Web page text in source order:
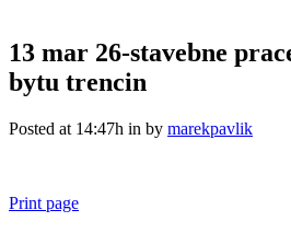
13 mar 26-stavebne
bytu trencin
Posted at 14:47h in by marekpavlik
Print page